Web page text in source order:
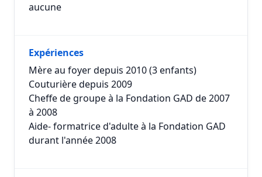
aucune
Expériences
Mère au foyer depuis 2010 (3 enfants)
Couturière depuis 2009
Cheffe de groupe à la Fondation GAD de 2007
à 2008
Aide- formatrice d'adulte à la Fondation GAD
durant l'année 2008